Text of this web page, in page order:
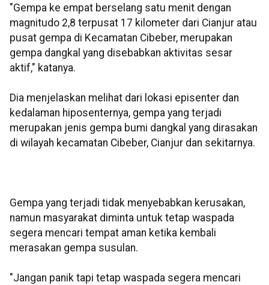
"Gempa ke empat berselang satu menit dengan
magnitudo 2,8 terpusat 17 kilometer dari Cianjur atau
pusat gempa di Kecamatan Cibeber, merupakan
gempa dangkal yang disebabkan aktivitas sesar
aktif," katanya.
Dia menjelaskan melihat dari lokasi episenter dan
kedalaman hiposenternya, gempa yang terjadi
merupakan jenis gempa bumi dangkal yang dirasakan
di wilayah kecamatan Cibeber, Cianjur dan sekitarnya.
Gempa yang terjadi tidak menyebabkan kerusakan,
namun masyarakat diminta untuk tetap waspada
segera mencari tempat aman ketika kembali
merasakan gempa susulan.
"Jangan panik tapi tetap waspada segera mencari